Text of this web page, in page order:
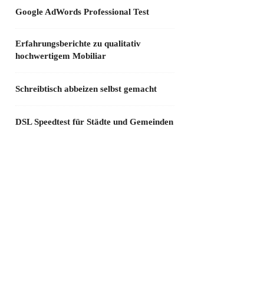
Google AdWords Professional Test
Erfahrungsberichte zu qualitativ
hochwertigem Mobiliar
Schreibtisch abbeizen selbst gemacht
DSL Speedtest für Städte und Gemeinden